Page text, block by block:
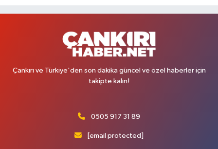
Çankırı ve Türkiye'den son dakika güncel ve özel haberler için
takipte kalın!
0505 917 31 89
[email protected]